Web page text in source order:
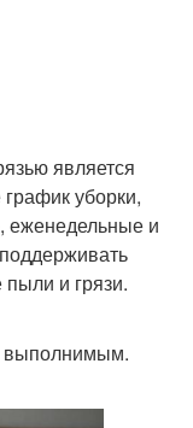
является
уборки,
еженедельные и
пыли и грязи.
выполнимым.